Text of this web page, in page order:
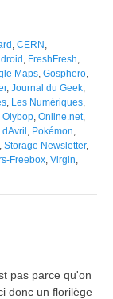
, CERN ,
, FreshFresh,
Maps, Gosphero,
, Journal du Geek,
, Les Numériques,
Olybop, Online.net,
, Pokémon,
, Storage Newsletter,
Freebox, Virgin,
pas parce qu'on
donc un florilège